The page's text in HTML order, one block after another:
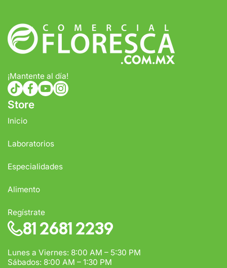
Tiempo de entrega estimado: 5 a 7 días hábiles
Gratis en compras de $1,000 o más.
¡Mantente al día!
tiktokcom/@comercialfloresca
facebookcom/FlorescaOficial
youtubecom/@florescaoficial4155
instagramcom/florescaoficial/
Store
Inicio
Laboratorios
Especialidades
Alimento
Regístrate
81 2681 2239
Lunes a Viernes: 8:00 AM – 5:30 PM
Sábados: 8:00 AM – 1:30 PM